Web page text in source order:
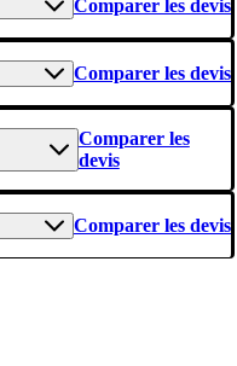
Comparer les devis
Comparer les devis
Comparer les
devis
Comparer les devis